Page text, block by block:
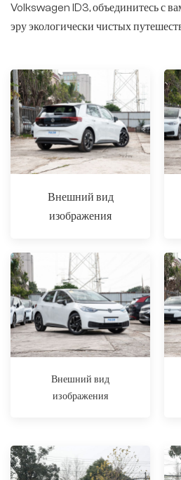
Volkswagen ID3, объединитесь с
эру экологически чистых
Внешний вид
изображения
Внешний вид
изображения